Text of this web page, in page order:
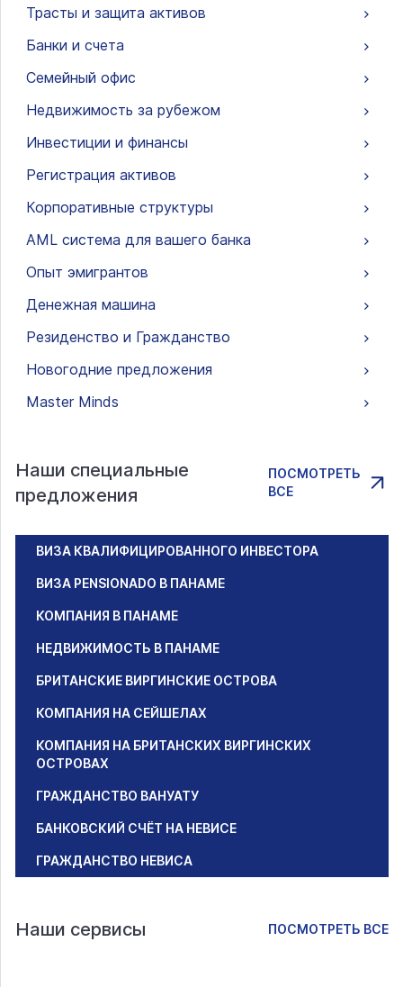
Трасты и защита активов
Банки и счета
Семейный офис
Недвижимость за рубежом
Инвестиции и финансы
Регистрация активов
Корпоративные структуры
AML система для вашего банка
Опыт эмигрантов
Денежная машина
Резиденство и Гражданство
Новогодние предложения
Master Minds
Наши специальные
предложения
ПОСМОТРЕТЬ
ВСЕ
ВИЗА КВАЛИФИЦИРОВАННОГО ИНВЕСТОРА
ВИЗА PENSIONADO В ПАНАМЕ
КОМПАНИЯ В ПАНАМЕ
НЕДВИЖИМОСТЬ В ПАНАМЕ
БРИТАНСКИЕ ВИРГИНСКИЕ ОСТРОВА
КОМПАНИЯ НА СЕЙШЕЛАХ
КОМПАНИЯ НА БРИТАНСКИХ ВИРГИНСКИХ
ОСТРОВАХ
ГРАЖДАНСТВО ВАНУАТУ
БАНКОВСКИЙ СЧЁТ НА НЕВИСЕ
ГРАЖДАНСТВО НЕВИСА
Наши сервисы ПОСМОТРЕТЬ ВСЕ